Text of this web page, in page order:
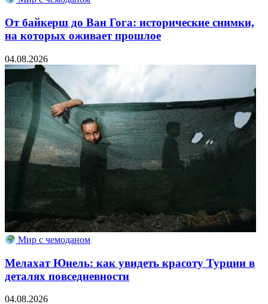
От байкерш до Ван Гога: исторические снимки,
на которых оживает прошлое
04.08.2026
Мир с чемоданом
Мелахат Юнель: как увидеть красоту Турции в
деталях повседневности
04.08.2026